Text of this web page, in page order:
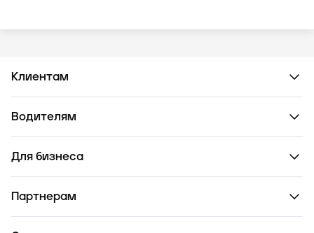
Клиентам
Водителям
Для бизнеса
Партнерам